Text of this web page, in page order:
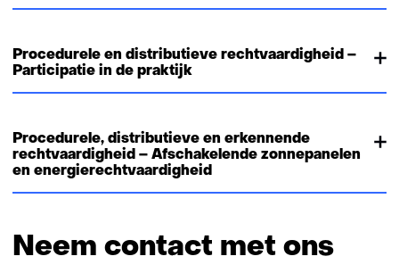
Procedurele en distributieve rechtvaardigheid –
Participatie in de praktijk
Procedurele, distributieve en erkennende
rechtvaardigheid – Afschakelende zonnepanelen
en energierechtvaardigheid
Neem contact met ons